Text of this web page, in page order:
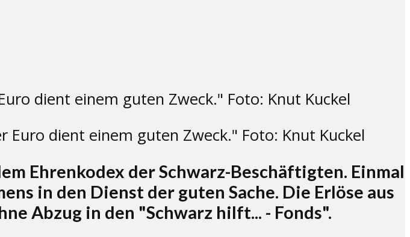
dient einem guten Zweck." Foto: Knut Kuckel
Ehrenkodex der Schwarz-Beschäftigten. Einmal
in den Dienst der guten Sache. Die Erlöse aus
Abzug in den "Schwarz hilft... - Fonds".